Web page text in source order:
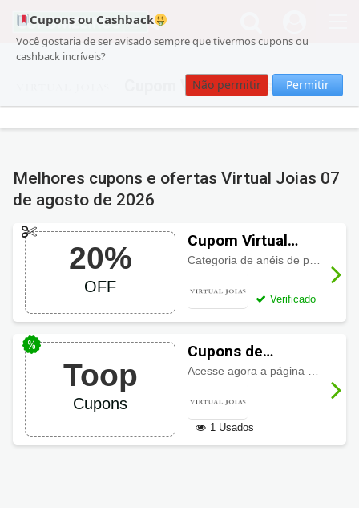
Cupons ou Cashback
Você gostaria de ser avisado sempre que tivermos cupons ou
cashback incríveis?
Não permitir Permitir
Cupom Virtual Joias
Melhores cupons e ofertas Virtual Joias 07
de agosto de 2026
20%
OFF
Cupom Virtual
Joias Anéis de
Categoria de anéis de prata com descontos imperdíveis e ainda
Verificado
Toop
Cupons
Cupons de
desconto Virtual Acesse agora a página oficial de
1 Usados